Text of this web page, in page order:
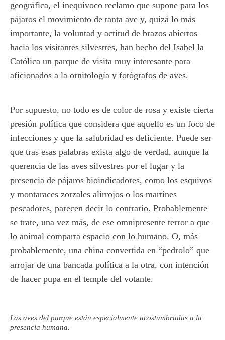
geográfica, el inequívoco reclamo que supone para los
pájaros el movimiento de tanta ave y, quizá lo más
importante, la voluntad y actitud de brazos abiertos
hacia los visitantes silvestres, han hecho del Isabel la
Católica un parque de visita muy interesante para
aficionados a la ornitología y fotógrafos de aves.
Por supuesto, no todo es de color de rosa y existe cierta
presión política que considera que aquello es un foco de
infecciones y que la salubridad es deficiente. Puede ser
que tras esas palabras exista algo de verdad, aunque la
querencia de las aves silvestres por el lugar y la
presencia de pájaros bioindicadores, como los esquivos
y montaraces zorzales alirrojos o los martines
pescadores, parecen decir lo contrario. Probablemente
se trate, una vez más, de ese omnipresente terror a que
lo animal comparta espacio con lo humano. O, más
probablemente, una china convertida en “pedrolo” que
arrojar de una bancada política a la otra, con intención
de hacer pupa en el temple del votante.
Las aves del parque están especialmente acostumbradas a la
presencia humana.